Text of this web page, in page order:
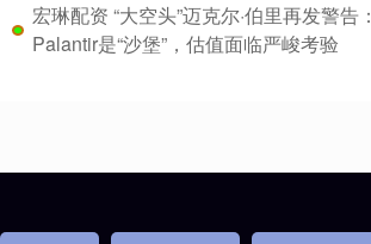
宏琳配资 “大空头”迈克尔·伯里再发警告：
Palantir是“沙堡”，估值面临严峻考验